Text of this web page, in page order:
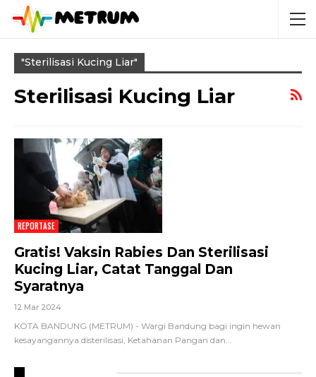
"Sterilisasi Kucing Liar"
Sterilisasi Kucing Liar
REPORTASE
Gratis! Vaksin Rabies Dan Sterilisasi
Kucing Liar, Catat Tanggal Dan
Syaratnya
12 Mar 2024
KOTA BANDUNG (METRUM) - Wargi Bandung bagi ingin hewan
kesayangannya disterilisasi, Ketahanan Pangan dan…